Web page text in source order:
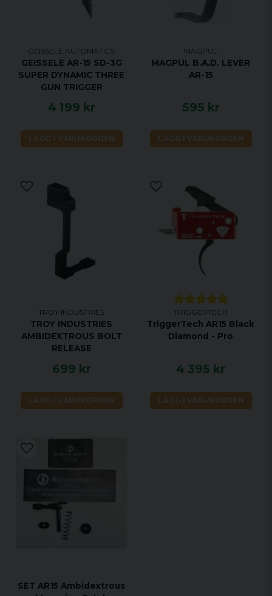
GEISSELE AUTOMATICS
GEISSELE AR-15 SD-3G
SUPER DYNAMIC THREE
GUN TRIGGER
4 199 kr
LÄGG I VARUKORGEN
MAGPUL
MAGPUL B.A.D. LEVER
AR-15
595 kr
LÄGG I VARUKORGEN
TROY INDUSTRIES
TROY INDUSTRIES
AMBIDEXTROUS BOLT
RELEASE
699 kr
LÄGG I VARUKORGEN
TRIGGERTECH
TriggerTech AR15 Black
Diamond - Pro
4 395 kr
LÄGG I VARUKORGEN
SET AR15 Ambidextrous